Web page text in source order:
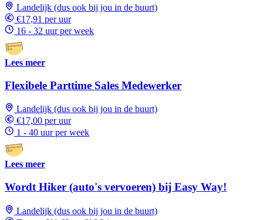
Landelijk (dus ook bij jou in de buurt)
€17,91 per uur
16 - 32 uur per week
Lees meer
Flexibele Parttime Sales Medewerker
Landelijk (dus ook bij jou in de buurt)
€17,00 per uur
1 - 40 uur per week
Lees meer
Wordt Hiker (auto's vervoeren) bij Easy Way!
Landelijk (dus ook bij jou in de buurt)